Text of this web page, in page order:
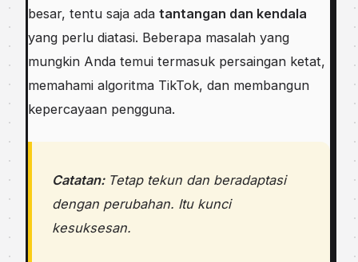
besar, tentu saja ada tantangan dan kendala
yang perlu diatasi. Beberapa masalah yang
mungkin Anda temui termasuk persaingan ketat,
memahami algoritma TikTok, dan membangun
kepercayaan pengguna.
Catatan: Tetap tekun dan beradaptasi
dengan perubahan. Itu kunci
kesuksesan.